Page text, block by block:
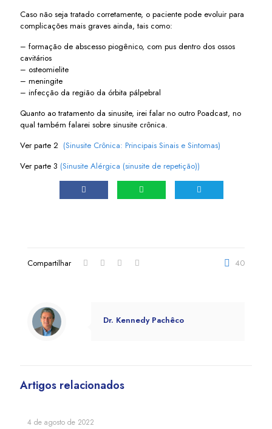
Caso não seja tratado corretamente, o paciente pode evoluir para
complicações mais graves ainda, tais como:
– formação de abscesso piogênico, com pus dentro dos ossos
cavitários
– osteomielite
– meningite
– infecção da região da órbita pálpebral
Quanto ao tratamento da sinusite, irei falar no outro Poadcast, no
qual também falarei sobre sinusite crônica.
Ver parte 2 (Sinusite Crônica: Principais Sinais e Sintomas)
Ver parte 3 (Sinusite Alérgica (sinusite de repetição))
Compartilhar 40
Dr. Kennedy Pachêco
Artigos relacionados
4 de agosto de 2022